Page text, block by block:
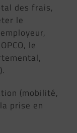
des frais,
le
le
(mobilité,
prise en